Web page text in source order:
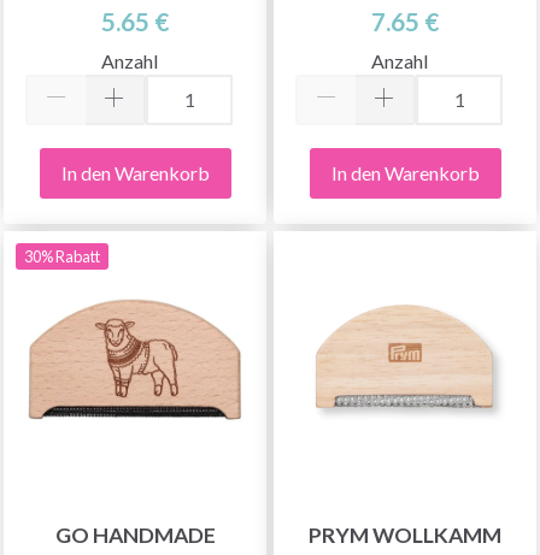
5.65 €
Anzahl
In den Warenkorb
7.65 €
Anzahl
In den Warenkorb
30% Rabatt
GO HANDMADE
PRYM WOLLKAMM